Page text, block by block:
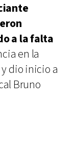
a la falta
en la
dio inicio a
Bruno